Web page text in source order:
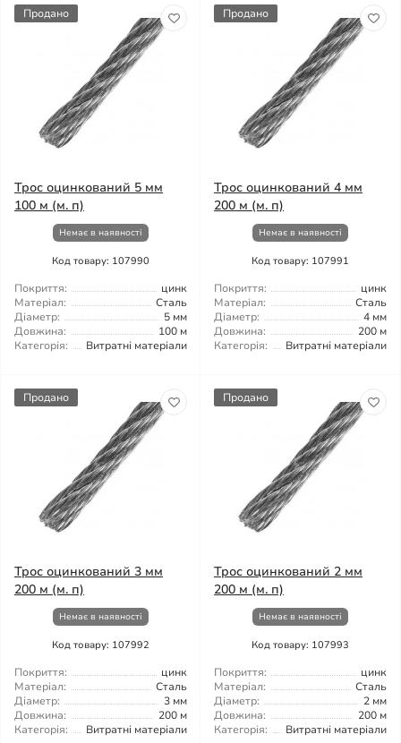
Продано
Трос оцинкований 5 мм
100 м (м. п)
Немає в наявності
Код товару: 107990
Покриття:
цинк
Матеріал:
Сталь
Діаметр:
5 мм
Довжина:
100 м
Категорія:
Витратні матеріали
Продано
Трос оцинкований 4 мм
200 м (м. п)
Немає в наявності
Код товару: 107991
Покриття:
цинк
Матеріал:
Сталь
Діаметр:
4 мм
Довжина:
200 м
Категорія:
Витратні матеріали
Продано
Трос оцинкований 3 мм
200 м (м. п)
Немає в наявності
Код товару: 107992
Покриття:
цинк
Матеріал:
Сталь
Діаметр:
3 мм
Довжина:
200 м
Категорія:
Витратні матеріали
Продано
Трос оцинкований 2 мм
200 м (м. п)
Немає в наявності
Код товару: 107993
Покриття:
цинк
Матеріал:
Сталь
Діаметр:
2 мм
Довжина:
200 м
Категорія:
Витратні матеріали